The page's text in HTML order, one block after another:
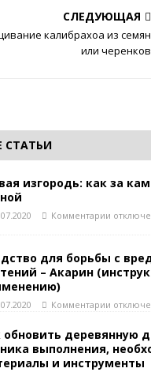
СЛЕДУЮЩАЯ
калибрахоа из семян
или черенков
СТАТЬИ
изгородь: как за
Комментарии
для борьбы с
– Акарин
Комментарии
обновить деревянную
выполнения,
и инструменты